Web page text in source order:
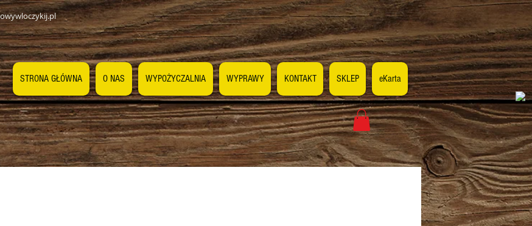
STRONA GŁÓWNA O NAS WYPOŻYCZALNIA WYPRAWY KONTAKT SKLEP eKarta